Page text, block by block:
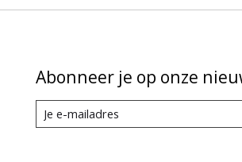
Abonneer je op onze